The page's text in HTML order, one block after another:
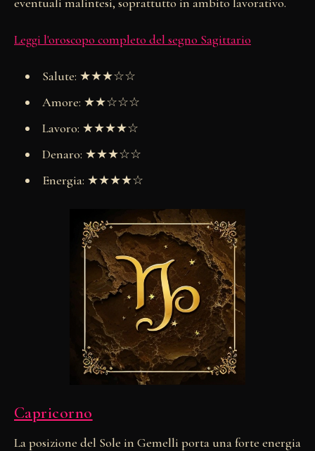
Leggi l'oroscopo completo del segno Sagittario
Salute: ★★★☆☆
Amore: ★★☆☆☆
Lavoro: ★★★★☆
Denaro: ★★★☆☆
Energia: ★★★★☆
Capricorno
La posizione del Sole in Gemelli porta una forte energia